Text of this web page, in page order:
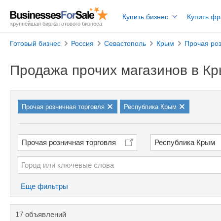
крупнейшая биржа готового бизнеса
Купить бизнес Купить
Готовый бизнес Россия Севастополь Крым Прочая
Продажа прочих магазинов в
Прочая розничная торговля Республика Крым
Прочая розничная торговля Республика Крым
Еще фильтры
17 объявлений